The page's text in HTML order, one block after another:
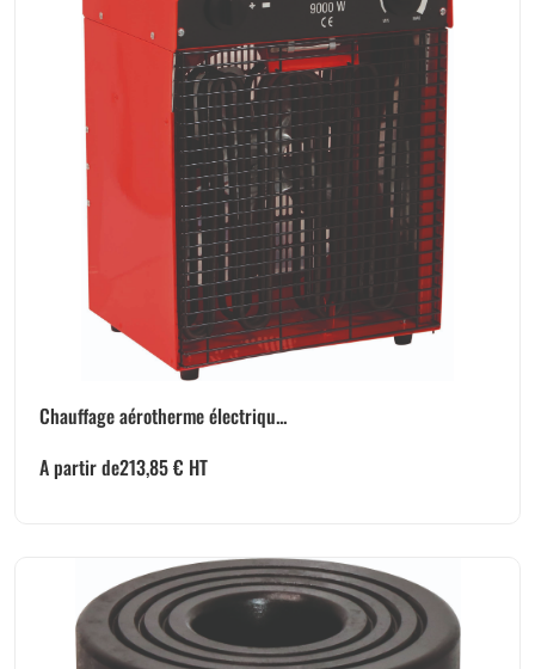
Chauffage aérotherme électriqu...
A partir de213,85€ HT